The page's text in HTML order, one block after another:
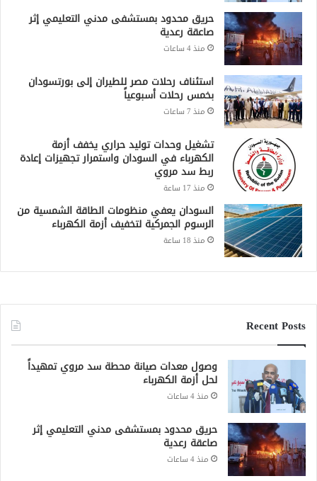
حريق محدود بمستشفى مدني التعليمي إثر
صاعقة رعدية
منذ 4 ساعات
استئناف رحلات مصر للطيران إلى بورتسودان
بخمس رحلات أسبوعياً
منذ 7 ساعات
تشغيل وحدات توليد حراري يخفف أزمة
الكهرباء في السودان واستمرار تجهيزات إعادة
ربط سد مروي
منذ 17 ساعة
السودان يعفي منظومات الطاقة الشمسية من
الرسوم الجمركية لتخفيف أزمة الكهرباء
منذ 18 ساعة
Recent Posts
وصول معدات صيانة محطة سد مروي تمهيداً
لحل أزمة الكهرباء
منذ 4 ساعات
حريق محدود بمستشفى مدني التعليمي إثر
صاعقة رعدية
منذ 4 ساعات